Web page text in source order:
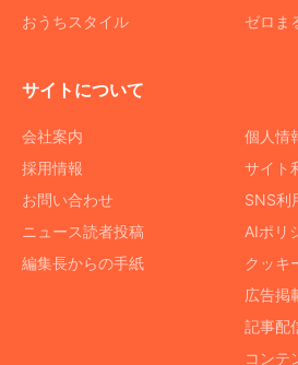
おうちスタイル
ゼロま
サイトについて
会社案内
採用情報
お問い合わせ
ニュース読者投稿
編集長からの手紙
個人情
サイト
SNS利
AIポリ
クッキ
広告掲
記事配
コンテ